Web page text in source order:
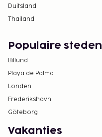
Duitsland
Thailand
Populaire steden
Billund
Playa de Palma
Londen
Frederikshavn
Göteborg
Vakanties